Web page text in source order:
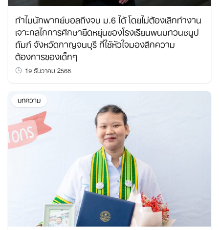
ทำไมนักพากย์บอลถึงจบ ม.6 ได้ โดยไม่ต้องเลิกทำงาน
เจาะกลไกการศึกษายืดหยุ่นของโรงเรียนพนมทวนชนูป
ถัมภ์ จังหวัดกาญจนบุรี ที่ใช้หัวใจมองลึกความ
ต้องการของเด็กๆ
19 ธันวาคม 2568
บทความ